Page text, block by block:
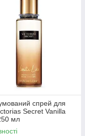
спрей для
Secret Vanilla
мл